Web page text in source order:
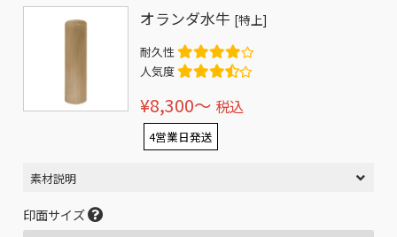
オランダ水牛 [特上]
耐久性
人気度
¥8,300〜 税込
4営業日発送
素材説明
印面サイズ